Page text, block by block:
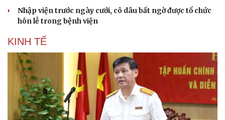
Nhập viện trước ngày cưới, cô dâu bất ngờ được tổ chức
hôn lễ trong bệnh viện
KINH TẾ